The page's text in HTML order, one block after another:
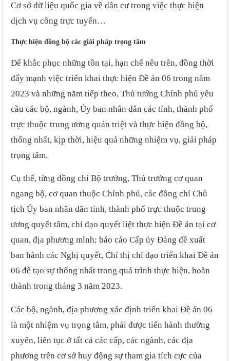
Cơ sở dữ liệu quốc gia về dân cư trong việc thực hiện
dịch vụ công trực tuyến…
Thực hiện đồng bộ các giải pháp trọng tâm
Để khắc phục những tồn tại, hạn chế nêu trên, đồng thời
đẩy mạnh việc triển khai thực hiện Đề án 06 trong năm
2023 và những năm tiếp theo, Thủ tướng Chính phủ yêu
cầu các bộ, ngành, Ủy ban nhân dân các tỉnh, thành phố
trực thuộc trung ương quán triệt và thực hiện đồng bộ,
thống nhất, kịp thời, hiệu quả những nhiệm vụ, giải pháp
trọng tâm.
Cụ thể, từng đồng chí Bộ trưởng, Thủ trưởng cơ quan
ngang bộ, cơ quan thuộc Chính phủ, các đồng chí Chủ
tịch Ủy ban nhân dân tỉnh, thành phố trực thuộc trung
ương quyết tâm, chỉ đạo quyết liệt thực hiện Đề án tại cơ
quan, địa phương mình; báo cáo Cấp ủy Đảng đề xuất
ban hành các Nghị quyết, Chỉ thị chỉ đạo triển khai Đề án
06 để tạo sự thống nhất trong quá trình thực hiện, hoàn
thành trong tháng 3 năm 2023.
Các bộ, ngành, địa phương xác định triển khai Đề án 06
là một nhiệm vụ trọng tâm, phải được tiến hành thường
xuyên, liên tục ở tất cả các cấp, các ngành, các địa
phương trên cơ sở huy động sự tham gia tích cực của